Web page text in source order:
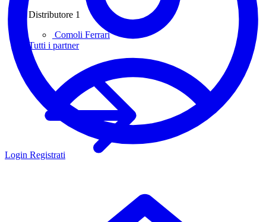
Distributore 1
Comoli Ferrari
Tutti i partner
Login Registrati